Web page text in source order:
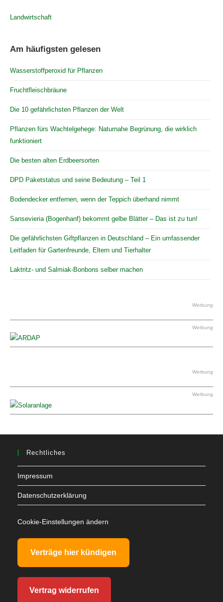
Landwirtschaft
Am häufigsten gelesen
Wasserstoffperoxid für Pflanzen
Fruchtfleischbräune
Die 10 gefährlichsten Pflanzen der Welt
Pflanzen fürs Wachtelgehege: Naturnahe Begrünung, die wirklich
funktioniert
Die besten alten Erdbeersorten
DPD Paketstatus und seine Bedeutung – Teil 1
Bodendecker entfernen, wenn der Teppich überhand nimmt
Sansevieria (Bogenhanf) bekommt gelbe Blätter – Das ist zu tun!
Die gefährlichsten Giftpflanzen in Deutschland – Ein umfassender
Leitfaden für Gartenfreunde, Eltern und Tierhalter
Laktritz- und Salmiak-Bonbons selber machen
Werbung
Werbung
Werbung
Werbung
Rechtliches
Impressum
Datenschutzerklärung
Cookie-Einstellungen ändern
Verträge hier kündigen
Vertrag widerrufen